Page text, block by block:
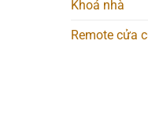
Khoá nhà
Remote cửa